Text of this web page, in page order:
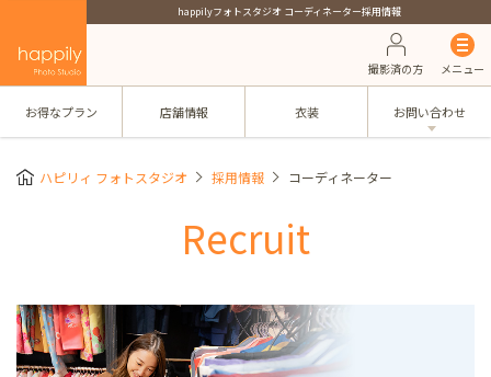
happilyフォトスタジオ コーディネーター採用情報
撮影済の方 メニュー
お得なプラン 店舗情報 衣装 お問い合わせ
ハピリィ フォトスタジオ 採用情報 コーディネーター
Recruit